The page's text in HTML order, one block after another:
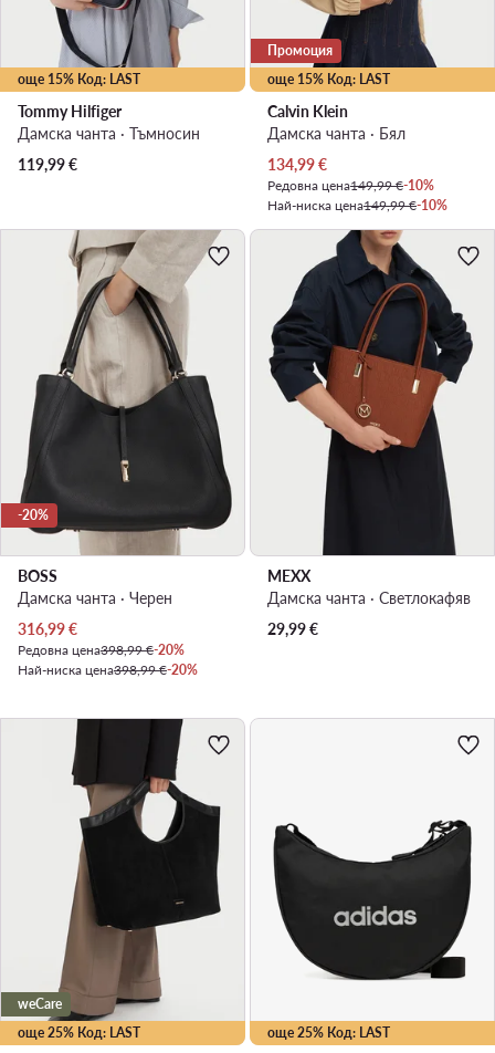
още 15% Код: LAST
Tommy Hilfiger
Дамска чанта · Тъмносин
119,99€
още 15% Код: LAST
Промоция
Calvin Klein
Дамска чанта · Бял
Актуална цена
134,99€
Редовна цена149,99 €-10%
Най-ниска цена149,99 €-10%
-20%
BOSS
Дамска чанта · Черен
Актуална цена
316,99€
Редовна цена398,99 €-20%
Най-ниска цена398,99 €-20%
MEXX
Дамска чанта · Светлокафяв
29,99€
още 25% Код: LAST
weCare
още 25% Код: LAST